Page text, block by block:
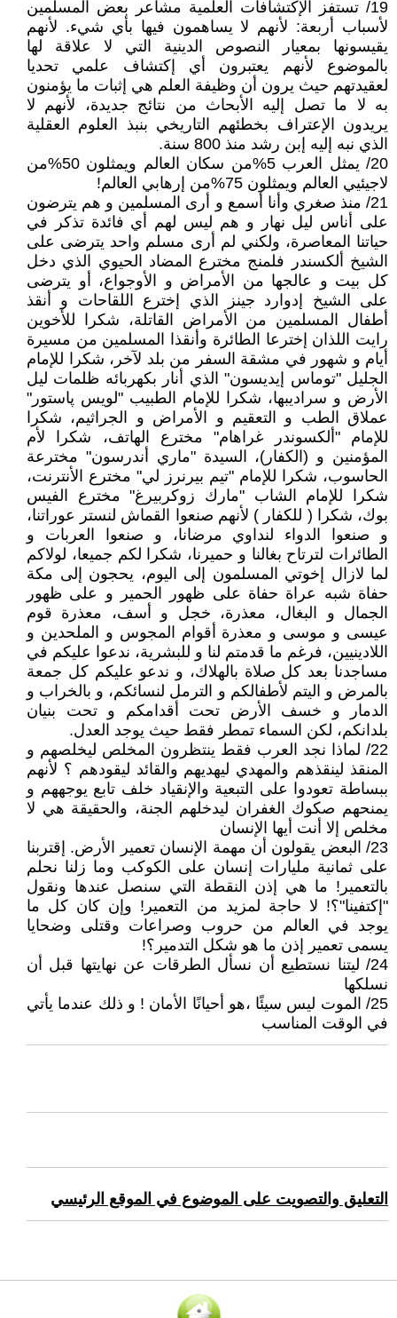
19/ تستفز الإكتشافات العلمية مشاعر بعض المسلمين
لأسباب أربعة: لأنهم لا يساهمون فيها بأي شيء. لأنهم
يقيسونها بمعيار النصوص الدينية التي لا علاقة لها
بالموضوع لأنهم يعتبرون أي إكتشاف علمي تحديا
لعقيدتهم حيث يرون أن وظيفة العلم هي إثبات ما يؤمنون
به لا ما تصل إليه الأبحاث من نتائج جديدة، لأنهم لا
يريدون الإعتراف بخطئهم التاريخي بنبذ العلوم العقلية
الذي نبه إليه إبن رشد منذ 800 سنة.
20/ يمثل العرب 5%من سكان العالم ويمثلون 50%من
لاجيئيي العالم ويمثلون 75%من إرهابي العالم!
21/ منذ صغري وأنا أسمع و أرى المسلمين و هم يترضون
على أناس ليل نهار و هم ليس لهم أي فائدة تذكر في
حياتنا المعاصرة، ولكني لم أرى مسلم واحد يترضى على
الشيخ ألكسندر فلمنج مخترع المضاد الحيوي الذي دخل
كل بيت و عالجها من الأمراض و الأوجواع، أو يترضى
على الشيخ إدوارد جينز الذي إخترع اللقاحات و أنقذ
أطفال المسلمين من الأمراض القاتلة، شكرا للأخوين
رايت اللذان إخترعا الطائرة وأنقذا المسلمين من مسيرة
أيام و شهور في مشقة السفر من بلد لآخر، شكرا للإمام
الجليل "توماس إيديسون" الذي أنار بكهربائه ظلمات ليل
الأرض و سراديبها، شكرا للإمام الطبيب "لويس پاستور"
عملاق الطب و التعقيم و الأمراض و الجراثيم، شكرا
للإمام "ألكسوندر غراهام" مخترع الهاتف، شكرا لأم
المؤمنين و (الكفار)، السيدة "ماري أندرسون" مخترعة
الحاسوب، شكرا للإمام "تيم بيرنرز لي" مخترع الأنترنت،
شكرا للإمام الشاب "مارك زوكربيرغ" مخترع الفيس
بوك، شكرا ( للكفار ) لأنهم صنعوا القماش لنستر عوراتنا،
و صنعوا الدواء لنداوي مرضانا، و صنعوا العربات و
الطائرات لترتاح بغالنا و حميرنا، شكرا لكم جميعا، لولاكم
لما لازال إخوتي المسلمون إلى اليوم، يحجون إلى مكة
حفاة شبه عراة حفاة على ظهور الحمير و على ظهور
الجمال و البغال، معذرة، خجل و أسف، معذرة قوم
عيسى و موسى و معذرة أقوام المجوس و الملحدين و
اللادينيين، فرغم ما قدمتم لنا و للبشرية، ندعوا عليكم في
مساجدنا بعد كل صلاة بالهلاك، و ندعو عليكم كل جمعة
بالمرض و اليتم لأطفالكم و الترمل لنسائكم، و بالخراب و
الدمار و خسف الأرض تحت أقدامكم و تحت بنيان
بلدانكم، لكن السماء تمطر فقط حيث يوجد العدل.
22/ لماذا نجد العرب فقط ينتظرون المخلص ليخلصهم و
المنقذ لينقذهم والمهدي ليهديهم والقائد ليقودهم ؟ لأنهم
ببساطة تعودوا على التبعية والإنقياد خلف تابع يوجههم و
يمنحهم صكوك الغفران ليدخلهم الجنة، والحقيقة هي لا
مخلص إلا أنت أيها الإنسان
23/ البعض يقولون أن مهمة الإنسان تعمير الأرض. إقتربنا
على ثمانية مليارات إنسان على الكوكب وما زلنا نحلم
بالتعمير! ما هي إذن النقطة التي سنصل عندها ونقول
"إكتفينا"؟! لا حاجة لمزيد من التعمير! وإن كان كل ما
يوجد في العالم من حروب وصراعات وقتلى وضحايا
يسمى تعمير إذن ما هو شكل التدمير؟!
24/ ليتنا نستطيع أن نسأل الطرقات عن نهايتها قبل أن
نسلكها
25/ الموت ليس سيئًا ،هو أحيانًا الأمان ! و ذلك عندما يأتي
في الوقت المناسب
التعليق والتصويت على الموضوع في الموقع الرئيسي